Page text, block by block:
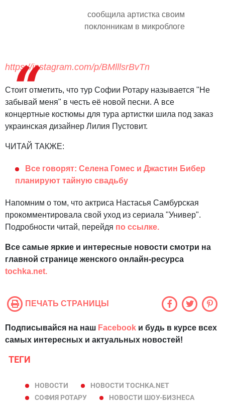
сообщила артистка своим
поклонникам в микроблоге
https://instagram.com/p/BMlllsrBvTn
Стоит отметить, что тур Софии Ротару называется "Не
забывай меня" в честь её новой песни. А все
концертные костюмы для тура артистки шила под заказ
украинская дизайнер Лилия Пустовит.
ЧИТАЙ ТАКЖЕ:
Все говорят: Селена Гомес и Джастин Бибер
планируют тайную свадьбу
Напомним о том, что актриса Настасья Самбурская
прокомментировала свой уход из сериала "Универ".
Подробности читай, перейдя по ссылке.
Все самые яркие и интересные новости смотри на
главной странице женского онлайн-ресурса
tochka.net.
ПЕЧАТЬ СТРАНИЦЫ
Подписывайся на наш Facebook и будь в курсе всех
самых интересных и актуальных новостей!
ТЕГИ
НОВОСТИ
НОВОСТИ TOCHKA.NET
СОФИЯ РОТАРУ
НОВОСТИ ШОУ-БИЗНЕСА